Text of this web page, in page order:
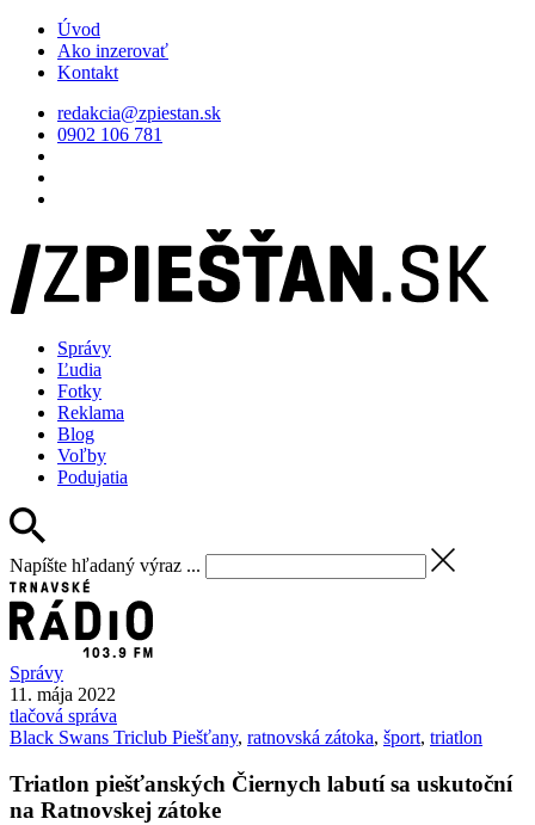
Úvod
Ako inzerovať
Kontakt
redakcia@zpiestan.sk
0902 106 781
Správy
Ľudia
Fotky
Reklama
Blog
Voľby
Podujatia
Napíšte hľadaný výraz ...
Správy
11. mája 2022
tlačová správa
Black Swans Triclub Piešťany, ratnovská zátoka, šport, triatlon
Triatlon piešťanských Čiernych labutí sa uskutoční
na Ratnovskej zátoke